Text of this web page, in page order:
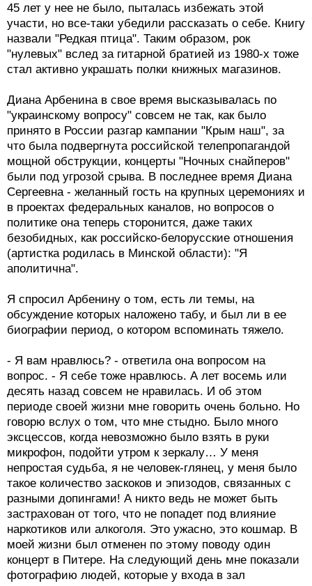
45 лет у нее не было, пыталась избежать этой
участи, но все-таки убедили рассказать о себе. Книгу
назвали "Редкая птица". Таким образом, рок
"нулевых" вслед за гитарной братией из 1980-х тоже
стал активно украшать полки книжных магазинов.
Диана Арбенина в свое время высказывалась по
"украинскому вопросу" совсем не так, как было
принято в России разгар кампании "Крым наш", за
что была подвергнута российской телепропагандой
мощной обструкции, концерты "Ночных снайперов"
были под угрозой срыва. В последнее время Диана
Сергеевна - желанный гость на крупных церемониях и
в проектах федеральных каналов, но вопросов о
политике она теперь сторонится, даже таких
безобидных, как российско-белорусские отношения
(артистка родилась в Минской области): "Я
аполитична".
Я спросил Арбенину о том, есть ли темы, на
обсуждение которых наложено табу, и был ли в ее
биографии период, о котором вспоминать тяжело.
- Я вам нравлюсь? - ответила она вопросом на
вопрос. - Я себе тоже нравлюсь. А лет восемь или
десять назад совсем не нравилась. И об этом
периоде своей жизни мне говорить очень больно. Но
говорю вслух о том, что мне стыдно. Было много
эксцессов, когда невозможно было взять в руки
микрофон, подойти утром к зеркалу… У меня
непростая судьба, я не человек-глянец, у меня было
такое количество заскоков и эпизодов, связанных с
разными допингами! А никто ведь не может быть
застрахован от того, что не попадет под влияние
наркотиков или алкоголя. Это ужасно, это кошмар. В
моей жизни был отменен по этому поводу один
концерт в Питере. На следующий день мне показали
фотографию людей, которые у входа в зал